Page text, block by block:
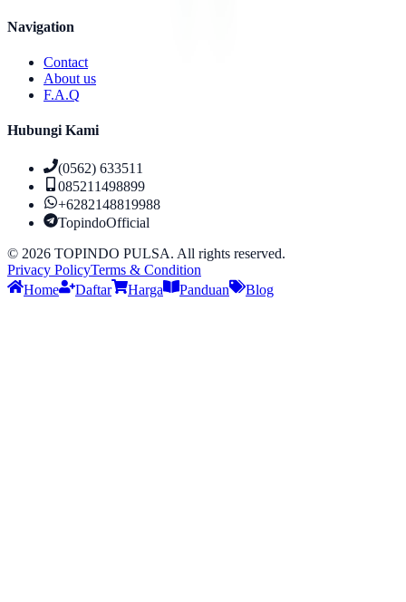
Navigation
Contact
About us
F.A.Q
Hubungi Kami
(0562) 633511
085211498899
+6282148819988
TopindoOfficial
© 2026 TOPINDO PULSA. All rights reserved.
Privacy PolicyTerms & Condition
Home
Daftar Harga Panduan Blog